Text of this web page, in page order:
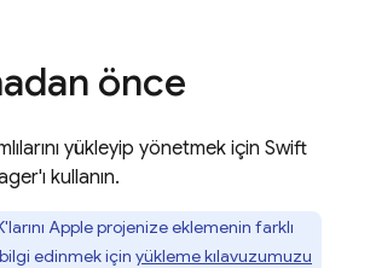
önce
yükleyip yönetmek için Swift
kullanın.
Apple projenize eklemenin farklı
edinmek için yükleme kılavuzumuzu